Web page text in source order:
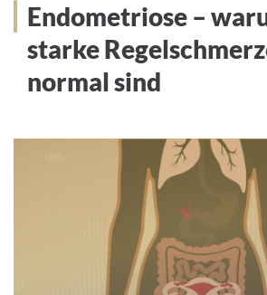
Endometriose –
starke
normal sind